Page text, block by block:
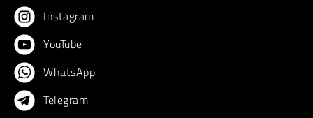
Instagram
YouTube
WhatsApp
Telegram